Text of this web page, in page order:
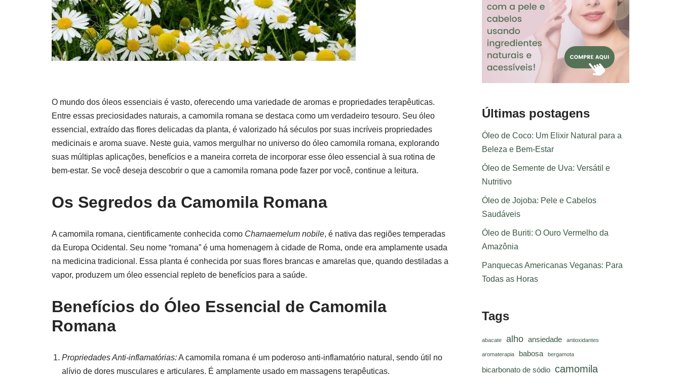
O mundo dos óleos essenciais é vasto, oferecendo uma variedade de aromas e propriedades terapêuticas.
Entre essas preciosidades naturais, a camomila romana se destaca como um verdadeiro tesouro. Seu óleo
essencial, extraído das flores delicadas da planta, é valorizado há séculos por suas incríveis propriedades
medicinais e aroma suave. Neste guia, vamos mergulhar no universo do óleo camomila romana, explorando
suas múltiplas aplicações, benefícios e a maneira correta de incorporar esse óleo essencial à sua rotina de
bem-estar. Se você deseja descobrir o que a camomila romana pode fazer por você, continue a leitura.
Os Segredos da Camomila Romana
A camomila romana, cientificamente conhecida como Chamaemelum nobile, é nativa das regiões temperadas
da Europa Ocidental. Seu nome “romana” é uma homenagem à cidade de Roma, onde era amplamente usada
na medicina tradicional. Essa planta é conhecida por suas flores brancas e amarelas que, quando destiladas a
vapor, produzem um óleo essencial repleto de benefícios para a saúde.
Benefícios do Óleo Essencial de Camomila
Romana
Propriedades Anti-inflamatórias:A camomila romana é um poderoso anti-inflamatório natural, sendo útil no
alívio de dores musculares e articulares. É amplamente usado em massagens terapêuticas.
Últimas postagens
Óleo de Coco: Um Elixir Natural para a
Beleza e Bem-Estar
Óleo de Semente de Uva: Versátil e
Nutritivo
Óleo de Jojoba: Pele e Cabelos
Saudáveis
Óleo de Buriti: O Ouro Vermelho da
Amazônia
Panquecas Americanas Veganas: Para
Todas as Horas
Tags
abacate alho ansiedade antioxidantes
aromaterapia babosa bergamota
bicarbonato de sódio camomila